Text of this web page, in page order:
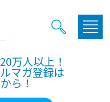
OBC360°は企業のあらゆる業務をサポートするヒントやお役立ち情報をご提供しています
万人以上！
マガ登録は
ら！